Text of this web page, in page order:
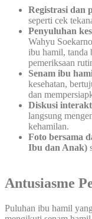
Registrasi dan
seperti cek
Penyuluhan
Wahyu
ibu hamil, tanda
pemeriksaan
Senam ibu
kesehatan,
dan
Diskusi
langsung
kehamilan.
Foto bersama
Ibu dan Anak)
Antusiasme
Puluhan ibu hamil